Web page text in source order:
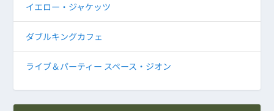
イエロー・ジャケッツ
ダブルキングカフェ
ライブ＆パーティー スペース・ジオン